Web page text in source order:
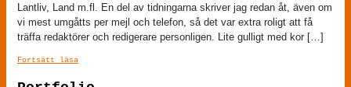
Lantliv, Land m.fl. En del av tidningarna skriver jag redan åt, även om
vi mest umgåtts per mejl och telefon, så det var extra roligt att få
träffa redaktörer och redigerare personligen. Lite gulligt med kor […]
Fortsätt läsa